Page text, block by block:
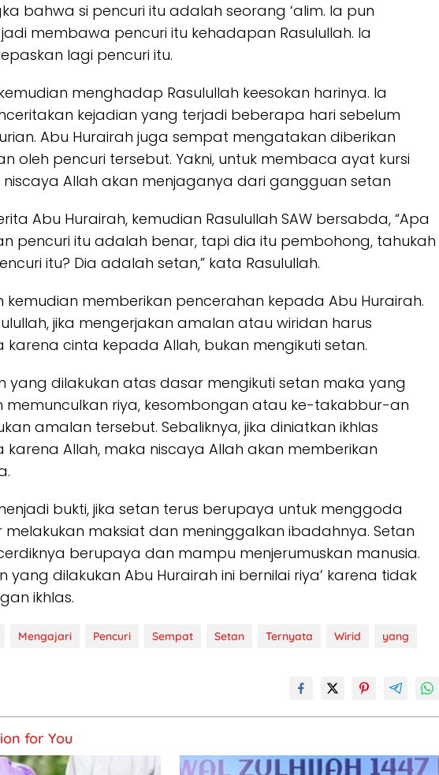
bahwa si pencuri itu adalah seorang ‘alim. Ia pun
membawa pencuri itu kehadapan Rasulullah. Ia
lagi pencuri itu.
menghadap Rasulullah keesokan harinya. Ia
kejadian yang terjadi beberapa hari sebelum
Abu Hurairah juga sempat mengatakan diberikan
oleh pencuri tersebut. Yakni, untuk membaca ayat kursi
niscaya Allah akan menjaganya dari gangguan setan
Abu Hurairah, kemudian Rasulullah SAW bersabda, “Apa
pencuri itu adalah benar, tapi dia itu pembohong, tahukah
itu? Dia adalah setan,” kata Rasulullah.
kemudian memberikan pencerahan kepada Abu Hurairah.
jika mengerjakan amalan atau wiridan harus
cinta kepada Allah, bukan mengikuti setan.
yang dilakukan atas dasar mengikuti setan maka yang
riya, kesombongan atau ke-takabbur-an
amalan tersebut. Sebaliknya, jika diniatkan ikhlas
Allah, maka niscaya Allah akan memberikan
bukti, jika setan terus berupaya untuk menggoda
maksiat dan meninggalkan ibadahnya. Setan
berupaya dan mampu menjerumuskan manusia.
yang dilakukan Abu Hurairah ini bernilai riya’ karena tidak
ikhlas.
Mengajari Pencuri Sempat Setan Ternyata Wirid yang
for You